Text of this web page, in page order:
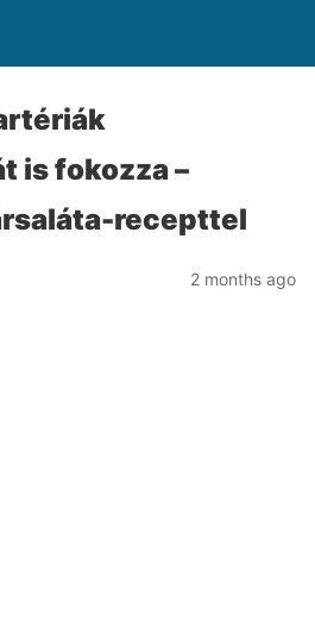
is fokozza –
recepttel
2 months ago